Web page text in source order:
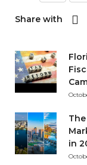
Share with
in